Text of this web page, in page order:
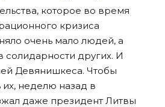
которое во время
кризиса
очень мало людей, а
солидарности других. И
Девянишкеса. Чтобы
их, неделю назад в
даже президент Литвы